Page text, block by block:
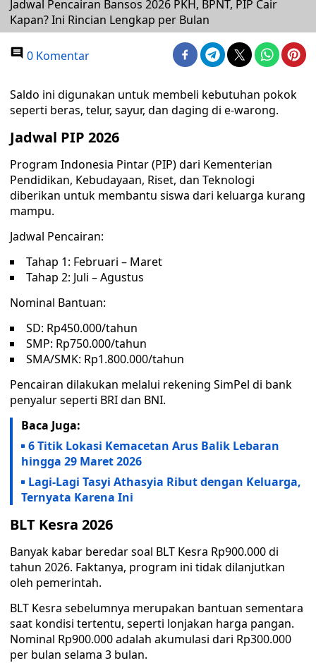
Jadwal Pencairan Bansos 2026 PKH, BPNT, PIP Cair
Kapan? Ini Rincian Lengkap per Bulan
0 Komentar
Saldo ini digunakan untuk membeli kebutuhan pokok
seperti beras, telur, sayur, dan daging di e-warong.
Jadwal PIP 2026
Program Indonesia Pintar (PIP) dari Kementerian
Pendidikan, Kebudayaan, Riset, dan Teknologi
diberikan untuk membantu siswa dari keluarga kurang
mampu.
Jadwal Pencairan:
Tahap 1: Februari – Maret
Tahap 2: Juli – Agustus
Nominal Bantuan:
SD: Rp450.000/tahun
SMP: Rp750.000/tahun
SMA/SMK: Rp1.800.000/tahun
Pencairan dilakukan melalui rekening SimPel di bank
penyalur seperti BRI dan BNI.
Baca Juga:
6 Titik Lokasi Kemacetan Arus Balik Lebaran
hingga 29 Maret 2026
Lagi-Lagi Tasyi Athasyia Ribut dengan Keluarga,
Ternyata Karena Ini
BLT Kesra 2026
Banyak kabar beredar soal BLT Kesra Rp900.000 di
tahun 2026. Faktanya, program ini tidak dilanjutkan
oleh pemerintah.
BLT Kesra sebelumnya merupakan bantuan sementara
saat kondisi tertentu, seperti lonjakan harga pangan.
Nominal Rp900.000 adalah akumulasi dari Rp300.000
per bulan selama 3 bulan.